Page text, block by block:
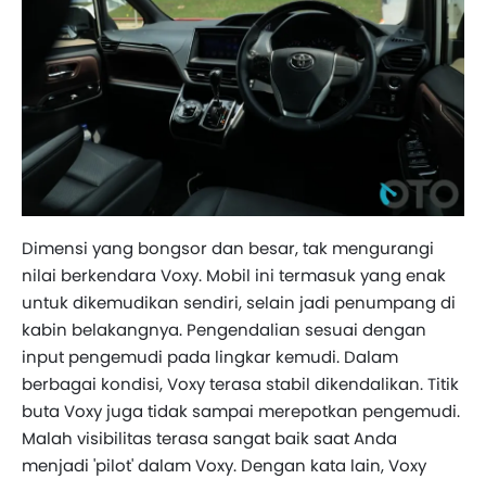
Dimensi yang bongsor dan besar, tak mengurangi
nilai berkendara Voxy. Mobil ini termasuk yang enak
untuk dikemudikan sendiri, selain jadi penumpang di
kabin belakangnya. Pengendalian sesuai dengan
input pengemudi pada lingkar kemudi. Dalam
berbagai kondisi, Voxy terasa stabil dikendalikan. Titik
buta Voxy juga tidak sampai merepotkan pengemudi.
Malah visibilitas terasa sangat baik saat Anda
menjadi 'pilot' dalam Voxy. Dengan kata lain, Voxy